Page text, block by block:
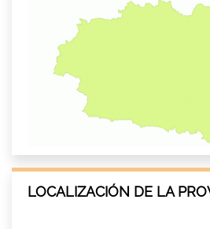
LOCALIZACIÓN DE LA